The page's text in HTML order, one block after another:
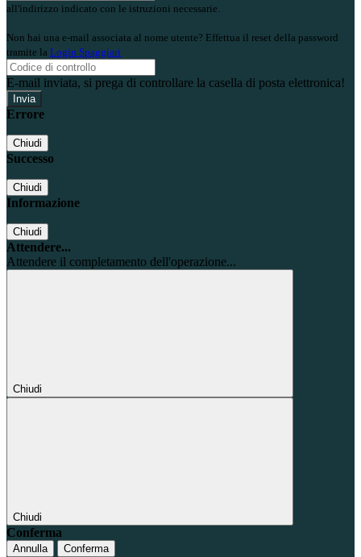
all'indirizzo indicato con le istruzioni necessarie.
Non hai una e-mail associata al nome utente? Effettua il reset della password
tramite la Login Spaggiari
E-mail inviata, si prega di controllare la casella di posta elettronica!
Errore
Chiudi
Successo
Chiudi
Informazione
Chiudi
Attendere...
Attendere il completamento dell'operazione...
Chiudi
Chiudi
Conferma
Annulla Conferma